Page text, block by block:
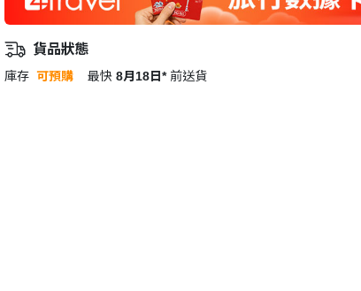
貨品狀態
庫存 可預購 最快 8月18日* 前送貨